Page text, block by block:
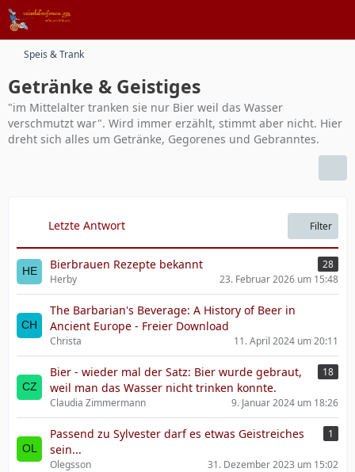
Speis & Trank
Getränke & Geistiges
"im Mittelalter tranken sie nur Bier weil das Wasser
verschmutzt war". Wird immer erzählt, stimmt aber nicht. Hier
dreht sich alles um Getränke, Gegorenes und Gebranntes.
Letzte Antwort Filter
Bierbrauen Rezepte bekannt
28
Herby
23. Februar 2026 um 15:48
The Barbarian's Beverage: A History of Beer in
Ancient Europe - Freier Download
Christa 11. April 2024 um 20:11
Bier - wieder mal der Satz: Bier wurde gebraut,
weil man das Wasser nicht trinken konnte.
18
Claudia Zimmermann 9. Januar 2024 um 18:26
Passend zu Sylvester darf es etwas Geistreiches
sein...
1
Olegsson 31. Dezember 2023 um 15:02